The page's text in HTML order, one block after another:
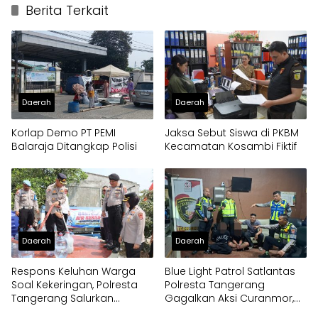
Berita Terkait
Daerah
Korlap Demo PT PEMI
Balaraja Ditangkap Polisi
Daerah
Jaksa Sebut Siswa di PKBM
Kecamatan Kosambi Fiktif
Daerah
Respons Keluhan Warga
Soal Kekeringan, Polresta
Tangerang Salurkan
Daerah
Blue Light Patrol Satlantas
Polresta Tangerang
Gagalkan Aksi Curanmor,